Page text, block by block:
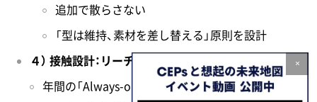
追加で散らさない
「型は維持、素材を差し替える」原則を設計
４） 接触設計：リーチ×頻度×常時運用の骨格
年間の「Always-on設計」と波（繁忙期）の置き方
×